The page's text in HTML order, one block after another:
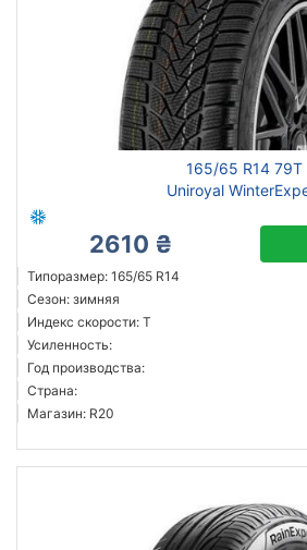
165/65 R14 79T
Uniroyal
2610 ₴
Типоразмер: 165/65 R14
Сезон: зимняя
Индекс скорости: T
Усиленность:
Год производства:
Страна:
Магазин: R20